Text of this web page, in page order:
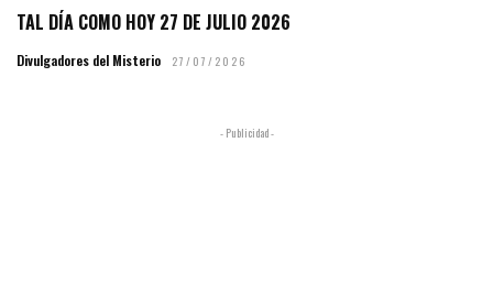
TAL DÍA COMO HOY 27 DE JULIO 2026
Divulgadores del Misterio 27/07/2026
- Publicidad -